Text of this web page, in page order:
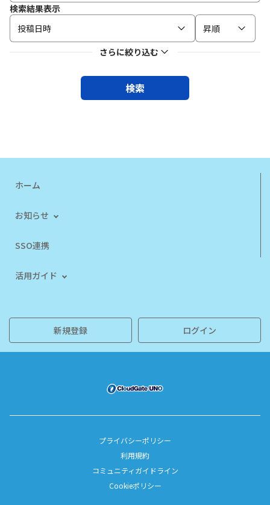
検索結果表示
投稿日時
昇順
さらに絞り込む
検索
ホーム
お知らせ
SSO連携
活用ガイド
新規登録 ログイン
プライバシーポリシー
利用規約
コミュニティガイドライン
Cookieポリシー